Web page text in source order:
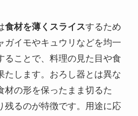
食材を薄くスライスするため
ガイモやキュウリなどを均一
ることで、料理の見た目や食
たします。おろし器とは異な
材の形を保ったまま切るた
残るのが特徴です。用途に応